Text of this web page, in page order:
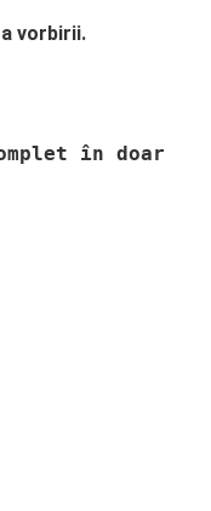
vorbirii.
în doar